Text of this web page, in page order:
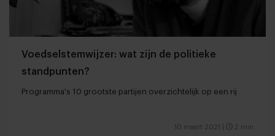
Voedselstemwijzer: wat zijn de politieke
standpunten?
Programma's 10 grootste partijen overzichtelijk op een rij
10 maart 2021 2 min